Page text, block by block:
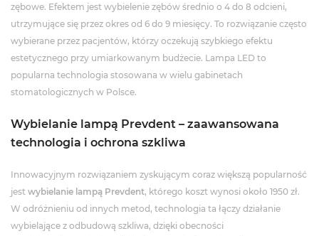
zębowe. Efektem jest wybielenie zębów średnio o 4 do 8 odcieni,
utrzymujące się przez okres od 6 do 9 miesięcy. To rozwiązanie często
wybierane przez pacjentów, którzy oczekują szybkiego efektu
estetycznego przy umiarkowanym budżecie. Lampa LED to
popularna technologia stosowana w wielu gabinetach
stomatologicznych w Polsce.
Wybielanie lampą Prevdent – zaawansowana
technologia i ochrona szkliwa
Innowacyjnym rozwiązaniem zyskującym coraz większą popularność
jest wybielanie lampą Prevdent, którego koszt wynosi około 1950 zł.
W odróżnieniu od innych metod, technologia ta łączy działanie
wybielające z odbudową szkliwa, dzięki obecności